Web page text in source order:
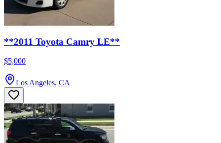
**2011 Toyota Camry LE**
$5,000
Los Angeles, CA